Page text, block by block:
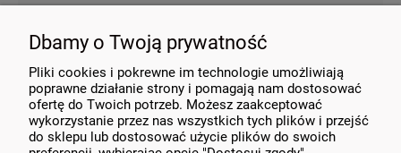
KONTAKT
Dbamy o Twoją prywatność
Pliki cookies i pokrewne im technologie umożliwiają
poprawne działanie strony i pomagają nam dostosować
ofertę do Twoich potrzeb. Możesz zaakceptować
wykorzystanie przez nas wszystkich tych plików i przejść
do sklepu lub dostosować użycie plików do swoich